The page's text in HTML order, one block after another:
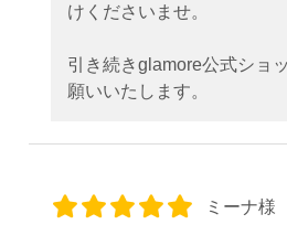
けくださいませ。
引き続きglamore公式ショ
願いいたします。
ミーナ様